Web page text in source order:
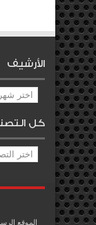
الأرشيف
الأرشيف
كل
كل
التصنيفات
الموقع